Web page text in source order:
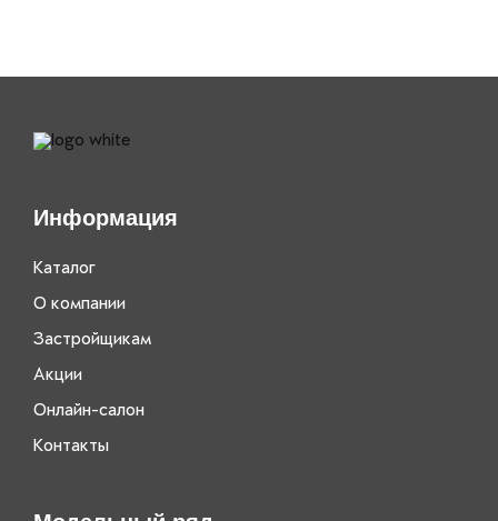
Информация
Каталог
О компании
Застройщикам
Акции
Онлайн-салон
Контакты